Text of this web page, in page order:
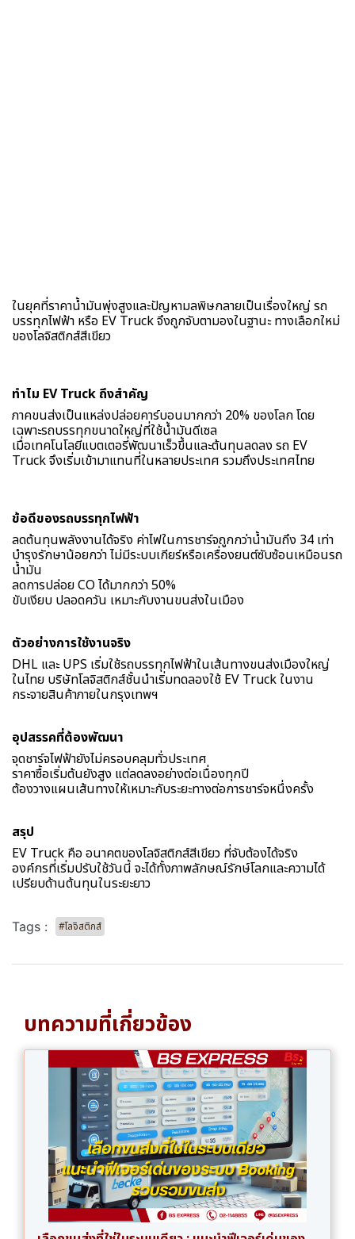
ในยุคที่ราคาน้ำมันพุ่งสูงและปัญหามลพิษกลายเป็นเรื่องใหญ่ รถ
บรรทุกไฟฟ้า หรือ EV Truck จึงถูกจับตามองในฐานะ ทางเลือกใหม่
ของโลจิสติกส์สีเขียว
ทำไม EV Truck ถึงสำคัญ
ภาคขนส่งเป็นแหล่งปล่อยคาร์บอนมากกว่า 20% ของโลก โดย
เฉพาะรถบรรทุกขนาดใหญ่ที่ใช้น้ำมันดีเซล
เมื่อเทคโนโลยีแบตเตอรี่พัฒนาเร็วขึ้นและต้นทุนลดลง รถ EV
Truck จึงเริ่มเข้ามาแทนที่ในหลายประเทศ รวมถึงประเทศไทย
ข้อดีของรถบรรทุกไฟฟ้า
ลดต้นทุนพลังงานได้จริง ค่าไฟในการชาร์จถูกกว่าน้ำมันถึง 34 เท่า
บำรุงรักษาน้อยกว่า ไม่มีระบบเกียร์หรือเครื่องยนต์ซับซ้อนเหมือนรถ
น้ำมัน
ลดการปล่อย CO ได้มากกว่า 50%
ขับเงียบ ปลอดควัน เหมาะกับงานขนส่งในเมือง
ตัวอย่างการใช้งานจริง
DHL และ UPS เริ่มใช้รถบรรทุกไฟฟ้าในเส้นทางขนส่งเมืองใหญ่
ในไทย บริษัทโลจิสติกส์ชั้นนำเริ่มทดลองใช้ EV Truck ในงาน
กระจายสินค้าภายในกรุงเทพฯ
อุปสรรคที่ต้องพัฒนา
จุดชาร์จไฟฟ้ายังไม่ครอบคลุมทั่วประเทศ
ราคาซื้อเริ่มต้นยังสูง แต่ลดลงอย่างต่อเนื่องทุกปี
ต้องวางแผนเส้นทางให้เหมาะกับระยะทางต่อการชาร์จหนึ่งครั้ง
สรุป
EV Truck คือ อนาคตของโลจิสติกส์สีเขียว ที่จับต้องได้จริง
องค์กรที่เริ่มปรับใช้วันนี้ จะได้ทั้งภาพลักษณ์รักษ์โลกและความได้
เปรียบด้านต้นทุนในระยะยาว
Tags : #โลจิสติกส์
บทความที่เกี่ยวข้อง